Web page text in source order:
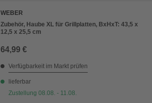
WEBER
Zubehör, Haube XL für Grillplatten, BxHxT: 43,5 x
12,5 x 25,5 cm
64,99 €
Verfügbarkeit im Markt prüfen
lieferbar
Zustellung 08.08. - 11.08.